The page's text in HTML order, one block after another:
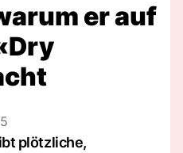
er auf
plötzliche,